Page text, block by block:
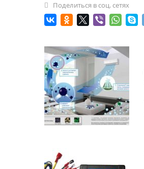
Поделиться в соц. сетях